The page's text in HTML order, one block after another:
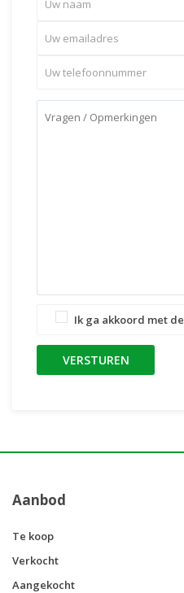
Ik ga akkoord met de
Aanbod
Te koop
Verkocht
Aangekocht